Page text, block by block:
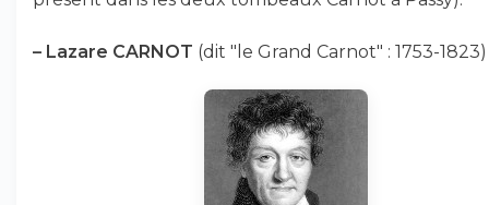
– Lazare CARNOT (dit "le Grand Carnot" : 1753-1823)